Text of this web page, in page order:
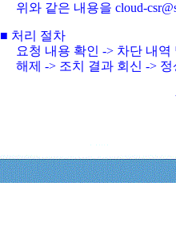
위와 같은 내용을 cloud-
■ 처리 절차
요청 내용 확인 -> 차단 내
해제 -> 조치 결과 회신 ->